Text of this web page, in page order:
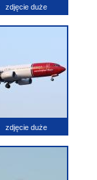
zdjęcie duże
zdjęcie duże